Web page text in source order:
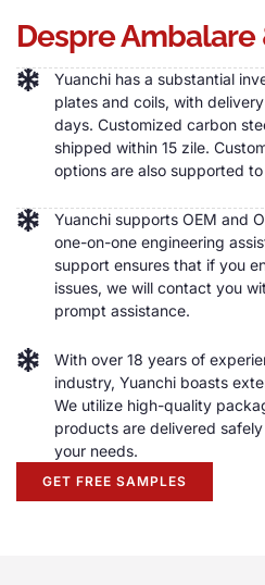
Despre Ambalare
Yuanchi has a substantial
plates and coils, with
days. Customized carbon
shipped within15 zile.
options are also supported
Yuanchi supports OEM and
one-on-one engineering
support ensures that if you
issues, we will contact you
prompt assistance.
With over18 years of
industry, Yuanchi boasts
We utilize high-quality
products are delivered
your needs.
GET FREE SAMPLES